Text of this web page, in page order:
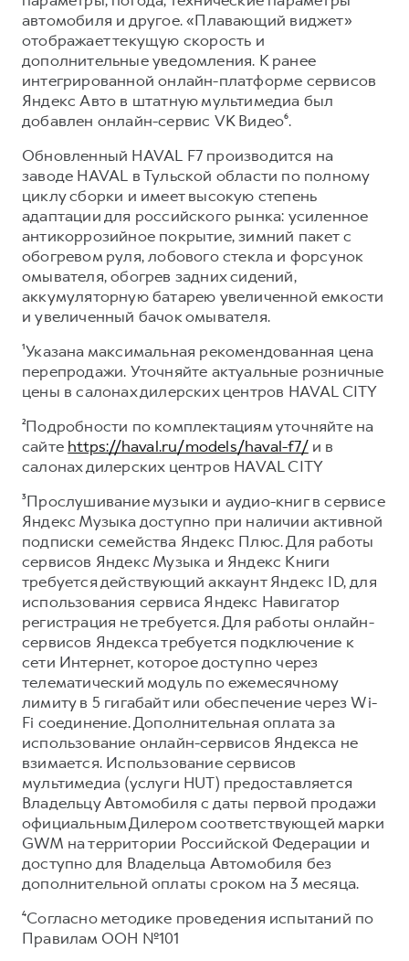
автомобиля и другое. «Плавающий виджет»
отображает текущую скорость и
дополнительные уведомления. К ранее
интегрированной онлайн-платформе сервисов
Яндекс Авто в штатную мультимедиа был
добавлен онлайн-сервис VK Видео⁶.
Обновленный HAVAL F7 производится на
заводе HAVAL в Тульской области по полному
циклу сборки и имеет высокую степень
адаптации для российского рынка: усиленное
антикоррозийное покрытие, зимний пакет с
обогревом руля, лобового стекла и форсунок
омывателя, обогрев задних сидений,
аккумуляторную батарею увеличенной емкости
и увеличенный бачок омывателя.
¹Указана максимальная рекомендованная цена
перепродажи. Уточняйте актуальные розничные
цены в салонах дилерских центров HAVAL CITY
²Подробности по комплектациям уточняйте на
сайте https://haval.ru/models/haval-f7/и в
салонах дилерских центров HAVAL CITY
³Прослушивание музыки и аудио-книг в сервисе
Яндекс Музыка доступно при наличии активной
подписки семейства Яндекс Плюс. Для работы
сервисов Яндекс Музыка и Яндекс Книги
требуется действующий аккаунт Яндекс ID, для
использования сервиса Яндекс Навигатор
регистрация не требуется. Для работы онлайн-
сервисов Яндекса требуется подключение к
сети Интернет, которое доступно через
телематический модуль по ежемесячному
лимиту в 5 гигабайт или обеспечение через Wi-
Fi соединение. Дополнительная оплата за
использование онлайн-сервисов Яндекса не
взимается. Использование сервисов
мультимедиа (услуги HUT) предоставляется
Владельцу Автомобиля с даты первой продажи
официальным Дилером соответствующей марки
GWM на территории Российской Федерации и
доступно для Владельца Автомобиля без
дополнительной оплаты сроком на 3 месяца.
⁴Согласно методике проведения испытаний по
Правилам ООН №101